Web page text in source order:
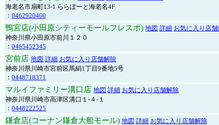
海老名市扇町13-1 ららぽーと海老名4F
： 0462920400
鴨宮店(小田原シティーモールフレスポ) 地図 詳細 お気に入り店
神奈川県小田原市前川１２０
： 0465452345
宮前店 地図 詳細 お気に入り店舗解除
神奈川県川崎市宮前区馬絹1丁目9番地5号
： 0448718371
マルイファミリー溝口店 地図 詳細 お気に入り店舗解除
神奈川県川崎市高津区溝口１-４-１
： 0448222525
鎌倉店(コーナン鎌倉大船モール) 地図 詳細 お気に入り店舗解除